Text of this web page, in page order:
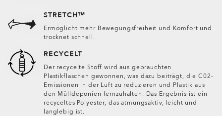
STRETCH™
Ermöglicht mehr Bewegungsfreiheit und Komfort und
trocknet schnell.
RECYCELT
Der recycelte Stoff wird aus gebrauchten
Plastikflaschen gewonnen, was dazu beiträgt, die C02-
Emissionen in der Luft zu reduzieren und Plastik aus
den Mülldeponien fernzuhalten. Das Ergebnis ist ein
recyceltes Polyester, das atmungsaktiv, leicht und
langlebig ist.